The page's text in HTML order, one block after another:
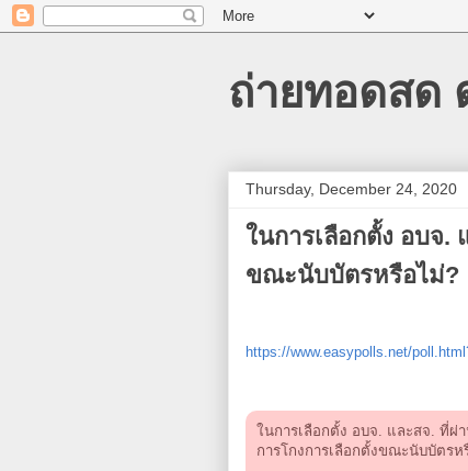
ถ่ายทอดสด
Thursday, December 24, 2020
ในการเลือกตั้ง อบจ​.
ขณะนับบัตรหรือไม่?
https://www.easypolls.net/
ในการเลือกตั้ง อบจ​. และสจ. ที่ผ่
การโกงการเลือกตั้งขณะนับบัตรห